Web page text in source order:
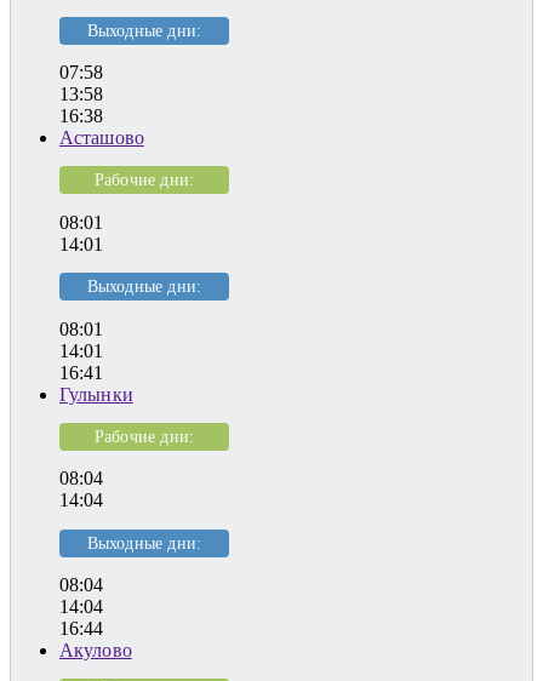
Выходные дни:
07:58
13:58
16:38
Асташово
Рабочие дни:
08:01
14:01
Выходные дни:
08:01
14:01
16:41
Гулынки
Рабочие дни:
08:04
14:04
Выходные дни:
08:04
14:04
16:44
Акулово